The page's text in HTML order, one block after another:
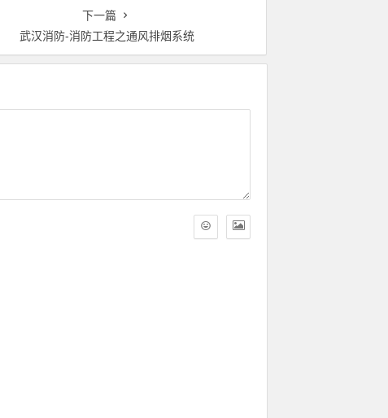
下一篇
武汉消防-消防工程之通风排烟系统